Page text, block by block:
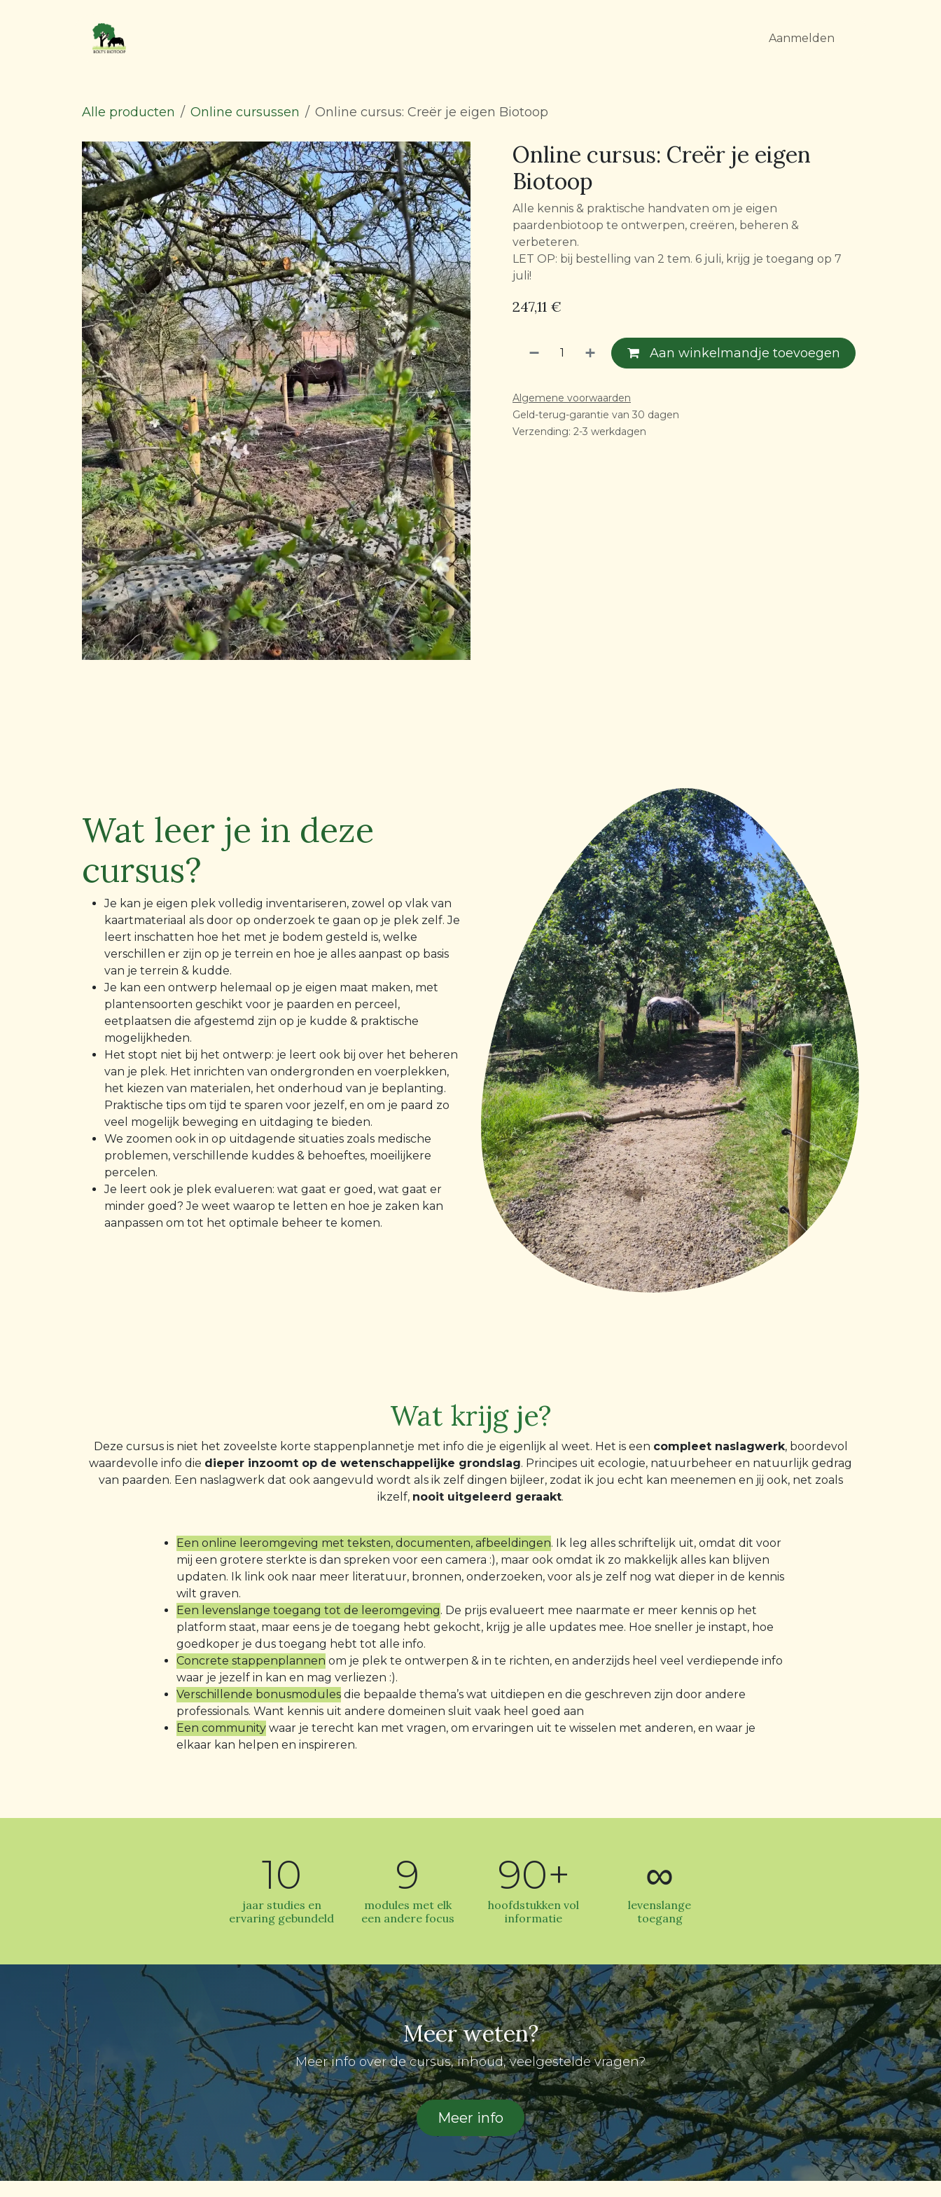
Aanmelden
Alle producten Online cursussen Online cursus: Creër je eigen Biotoop
Online cursus: Creër je eigen
Biotoop
Alle kennis & praktische handvaten om je eigen
paardenbiotoop te ontwerpen, creëren, beheren &
verbeteren.
LET OP: bij bestelling van 2 tem. 6 juli, krijg je toegang op 7
juli!
247,11 €
Aan winkelmandje toevoegen
Algemene voorwaarden
Geld-terug-garantie van 30 dagen
Verzending: 2-3 werkdagen
Wat leer je in deze
cursus?
Je kan je eigen plek volledig inventariseren, zowel op vlak van
kaartmateriaal als door op onderzoek te gaan op je plek zelf. Je
leert inschatten hoe het met je bodem gesteld is, welke
verschillen er zijn op je terrein en hoe je alles aanpast op basis
van je terrein & kudde.
Je kan een ontwerp helemaal op je eigen maat maken, met
plantensoorten geschikt voor je paarden en perceel,
eetplaatsen die afgestemd zijn op je kudde & praktische
mogelijkheden.
Het stopt niet bij het ontwerp: je leert ook bij over het beheren
van je plek. Het inrichten van ondergronden en voerplekken,
het kiezen van materialen, het onderhoud van je beplanting.
Praktische tips om tijd te sparen voor jezelf, en om je paard zo
veel mogelijk beweging en uitdaging te bieden.
We zoomen ook in op uitdagende situaties zoals medische
problemen, verschillende kuddes & behoeftes, moeilijkere
percelen.
Je leert ook je plek evalueren: wat gaat er goed, wat gaat er
minder goed? Je weet waarop te letten en hoe je zaken kan
aanpassen om tot het optimale beheer te komen.
Wat krijg je?
Deze cursus is niet het zoveelste korte stappenplannetje met info die je eigenlijk al weet. Het is een compleet naslagwerk, boordevol
waardevolle info die dieper inzoomt op de wetenschappelijke grondslag. Principes uit ecologie, natuurbeheer en natuurlijk gedrag
van paarden. Een naslagwerk dat ook aangevuld wordt als ik zelf dingen bijleer, zodat ik jou echt kan meenemen en jij ook, net zoals
ikzelf, nooit uitgeleerd geraakt.
Een online leeromgeving met teksten, documenten, afbeeldingen. Ik leg alles schriftelijk uit, omdat dit voor
mij een grotere sterkte is dan spreken voor een camera :), maar ook omdat ik zo makkelijk alles kan blijven
updaten. Ik link ook naar meer literatuur, bronnen, onderzoeken, voor als je zelf nog wat dieper in de kennis
wilt graven.
Een levenslange toegang tot de leeromgeving. De prijs evalueert mee naarmate er meer kennis op het
platform staat, maar eens je de toegang hebt gekocht, krijg je alle updates mee. Hoe sneller je instapt, hoe
goedkoper je dus toegang hebt tot alle info.
Concrete stappenplannen om je plek te ontwerpen & in te richten, en anderzijds heel veel verdiepende info
waar je jezelf in kan en mag verliezen :).
Verschillende bonusmodulesdie bepaalde thema’s wat uitdiepen en die geschreven zijn door andere
professionals. Want kennis uit andere domeinen sluit vaak heel goed aan
Een communitywaar je terecht kan met vragen, om ervaringen uit te wisselen met anderen, en waar je
elkaar kan helpen en inspireren.
10
jaar studies en
ervaring gebundeld
9
modules met elk
een andere focus
90+
hoofdstukken vol
informatie
∞
levenslange
toegang
Meer weten?
Meer info over de cursus, inhoud, veelgestelde vragen?
Meer info